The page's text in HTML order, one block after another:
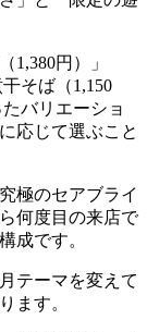
1,380円）」
そば（1,150
バリエーショ
応じて選ぶこと
極のセアブライ
何度目の来店で
成です。
テーマを変えて
ます。